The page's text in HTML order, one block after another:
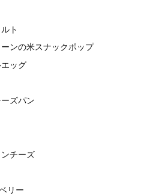
ト
ンの米スナックポップ
ッグ
ズパン
チーズ
リー